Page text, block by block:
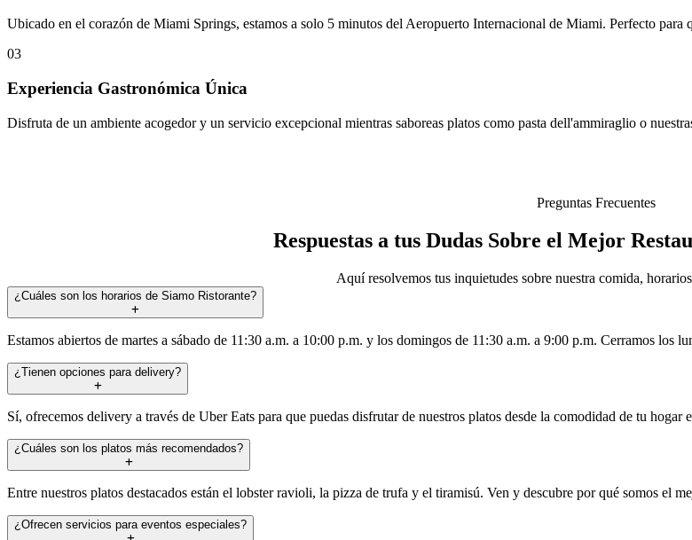
Ubicado en el corazón de Miami Springs, estamos a solo 5 minutos del Aeropuerto Internacional de Miami. Perfecto para
03
Experiencia Gastronómica Única
Disfruta de un ambiente acogedor y un servicio excepcional mientras saboreas platos como pasta dell'ammiraglio o
Preguntas Frecuentes
Respuestas a tus Dudas Sobre el Mejor
Aquí resolvemos tus inquietudes sobre nuestra comida,
¿Cuáles son los horarios de Siamo Ristorante?
Estamos abiertos de martes a sábado de 11:30 a.m. a 10:00 p.m. y los domingos de 11:30 a.m. a 9:00 p.m. Cerramos los
¿Tienen opciones para delivery?
Sí, ofrecemos delivery a través de Uber Eats para que puedas disfrutar de nuestros platos desde la comodidad de tu hogar
¿Cuáles son los platos más recomendados?
Entre nuestros platos destacados están el lobster ravioli, la pizza de trufa y el tiramisú. Ven y descubre por qué somos el
¿Ofrecen servicios para eventos especiales?